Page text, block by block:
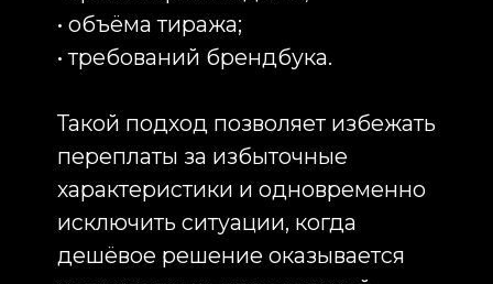
Технология всегда подбирается
исходя из задач клиента,
характеристик ткани и
Футболки-поло с логотипом для
Футболки-поло с логотипом
остаются одним из наиболее
востребованных форматов